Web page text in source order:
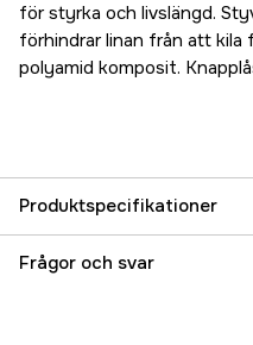
för styrka och livslängd.
förhindrar linan från att
polyamid komposit.
Produktspecifikationer
Referensnummer
Frågor och svar